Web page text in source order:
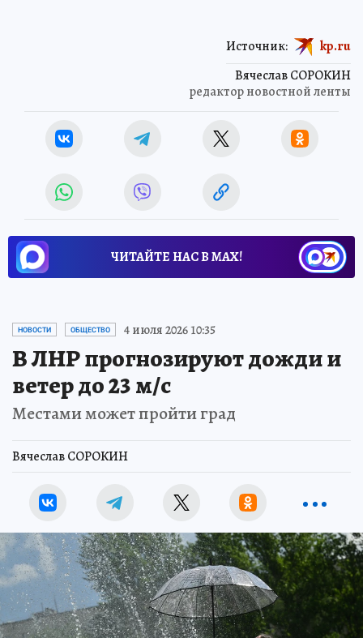
Вячеслав СОРОКИН
редактор новостной ленты
Источник: kp.ru
ЧИТАЙТЕ НАС В МАХ!
НОВОСТИ ОБЩЕСТВО 4 июля 2026 10:35
В ЛНР прогнозируют дожди и
ветер до 23 м/с
Местами может пройти град
Вячеслав СОРОКИН